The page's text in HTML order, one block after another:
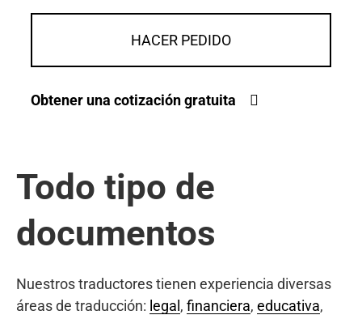
HACER PEDIDO
Obtener una cotización gratuita
Todo tipo de
documentos
Nuestros traductores tienen experiencia diversas
áreas de traducción: legal , financiera, educativa,